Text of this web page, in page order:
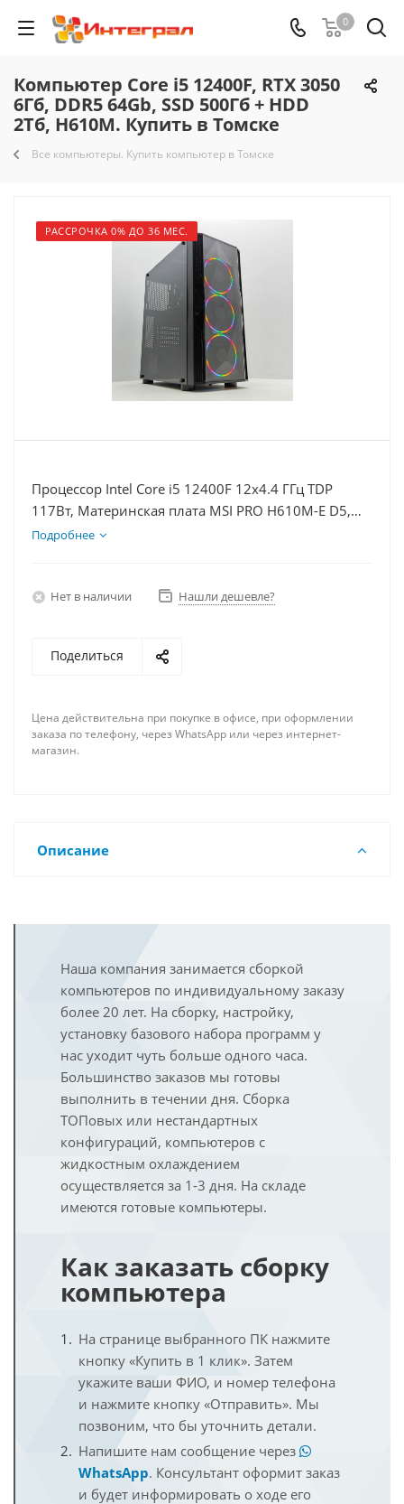
0
Компьютер Core i5 12400F, RTX 3050
6Гб, DDR5 64Gb, SSD 500Гб + HDD
2Тб, H610M. Купить в Томске
Все компьютеры. Купить компьютер в Томске
РАССРОЧКА 0% ДО 36 МЕС.
Процессор Intel Core i5 12400F 12x4.4 ГГц TDP
117Вт, Материнская плата MSI PRO H610M-E D5,
Видеокарта RTX 3050 6Гб, Память DDR5 64Gb,
Подробнее
Нет в наличии Нашли дешевле?
Поделиться
Цена действительна при покупке в офисе, при оформлении
заказа по телефону, через WhatsApp или через интернет-
магазин.
Описание
Наша компания занимается сборкой
компьютеров по индивидуальному заказу
более 20 лет. На сборку, настройку,
установку базового набора программ у
нас уходит чуть больше одного часа.
Большинство заказов мы готовы
выполнить в течении дня. Сборка
ТОПовых или нестандартных
конфигураций, компьютеров с
жидкостным охлаждением
осуществляется за 1-3 дня. На складе
имеются готовые компьютеры.
Как заказать сборку
компьютера
На странице выбранного ПК нажмите
кнопку «Купить в 1 клик». Затем
укажите ваши ФИО, и номер телефона
и нажмите кнопку «Отправить». Мы
позвоним, что бы уточнить детали.
Напишите нам сообщение через
WhatsApp. Консультант оформит заказ
и будет информировать о ходе его